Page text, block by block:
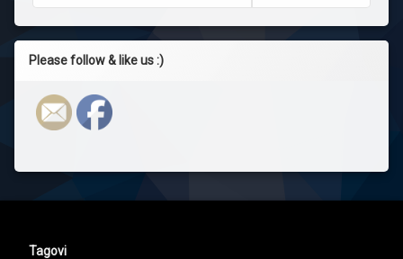
Please follow & like us :)
Tagovi